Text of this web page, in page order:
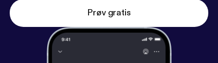
Prøv gratis